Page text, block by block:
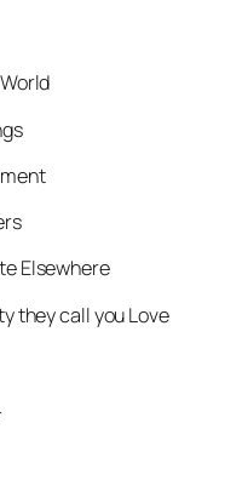
Elsewhere
they call you Love